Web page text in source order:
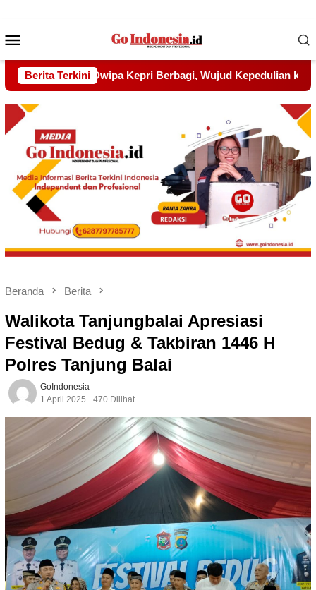
Mobile
Berita Terkini
Kepedulian kepada Pondok Tahfidz Yatim dan Dhuafa Al-
Beranda Berita
Walikota Tanjungbalai Apresiasi
Festival Bedug & Takbiran 1446 H
Polres Tanjung Balai
GoIndonesia
1 April 2025
470 Dilihat